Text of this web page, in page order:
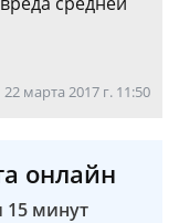
22 марта 2017 г. 11:50
онлайн
15 минут